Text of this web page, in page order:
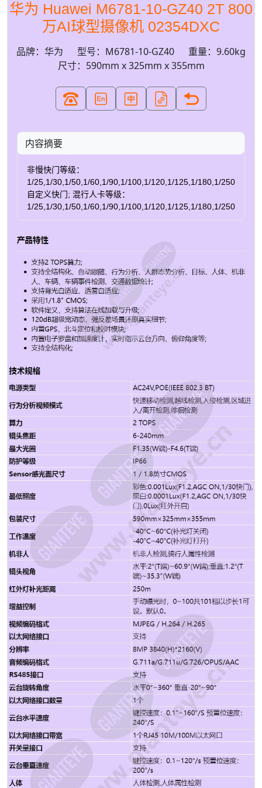
华为 Huawei M6781-10-GZ40 2T 800
万AI球型摄像机 02354DXC
品牌：华为 型号：M6781-10-GZ40
重量：9.60kg
尺寸：590mm x 325mm x 355mm
内容摘要
非慢快门等级：
1/25,1/30,1/50,1/60,1/90,1/100,1/120,1/125,1/180,1/250,1/
自定义快门; 混行人卡等级：
1/25,1/30,1/50,1/60,1/90,1/100,1/120,1/125,1/180,1/250,1/
自定义快门; 混行模式：不支持慢快门,人卡：1/100,微
卡：1/100 单人卡：1/100; 单微卡：1/25; 行为分析：
1/25; 日夜模式 支持；自动(ICR)/彩色/黑白/定时 默认自动
灵敏度高、中、低 默认高 图像触发/内部触发 增益控制 手
动曝光时，0~100共101档以步长1可设。默认0。 白平衡
自动/自动跟踪/手动/一键触发 数字降噪 2D/3D降噪 宽动
态 120分贝 强光抑制 支持 视频防抖 支持功能; 支持灵敏
度; 光学透雾 支持 算法透雾 支持 曝光补偿 支持 曝光模式
支持 信噪比 > 45分贝 电动对焦 支持 日夜聚焦补偿 支持
背光自适应 支持 透雾自适应 支持 镜像模式 支持图像镜像
(水平镜像、垂直镜像、水平垂直镜像) 数字变倍 支持 隐
私遮挡 支持 电子罗盘 支持 定位功能 支持